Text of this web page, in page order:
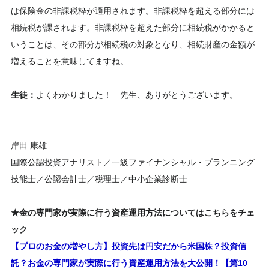
は保険金の非課税枠が適用されます。非課税枠を超える部分には
相続税が課されます。非課税枠を超えた部分に相続税がかかると
いうことは、その部分が相続税の対象となり、相続財産の金額が
増えることを意味してますね。
生徒： よくわかりました！ 先生、ありがとうございます。
岸田 康雄
国際公認投資アナリスト／一級ファイナンシャル・プランニング
技能士／公認会計士／税理士／中小企業診断士
★金の専門家が実際に行う資産運用方法についてはこちらをチェ
ック
【プロのお金の増やし方】投資先は円安だから米国株？投資信
託？お金の専門家が実際に行う資産運用方法を大公開！【第10